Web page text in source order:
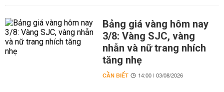
Bảng giá vàng hôm nay
3/8: Vàng SJC, vàng
nhẫn và nữ trang nhích
tăng nhẹ
CẦN BIẾT 14:00 | 03/08/2026